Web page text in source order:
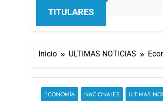
TITULARES
Inicio ULTIMAS NOTICIAS
ECONOMÍA NACIONALES ULTIMAS